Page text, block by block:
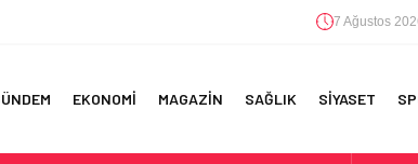
7 Ağustos
EKONOMİ MAGAZİN SAĞLIK SİYASET